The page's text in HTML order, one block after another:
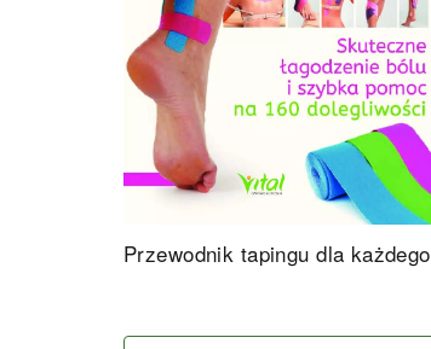
Przewodnik tapingu dla każdego